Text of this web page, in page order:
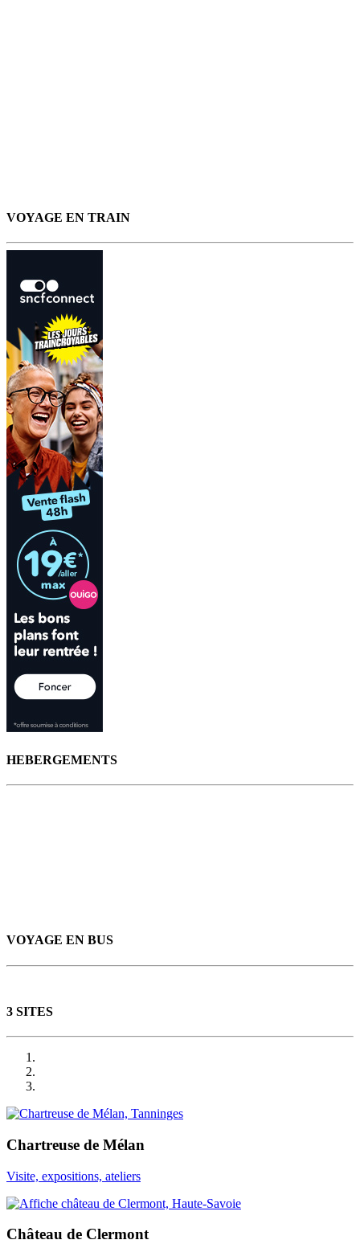
VOYAGE EN TRAIN
HEBERGEMENTS
VOYAGE EN BUS
3 SITES
Chartreuse de Mélan
Visite, expositions, ateliers
Château de Clermont